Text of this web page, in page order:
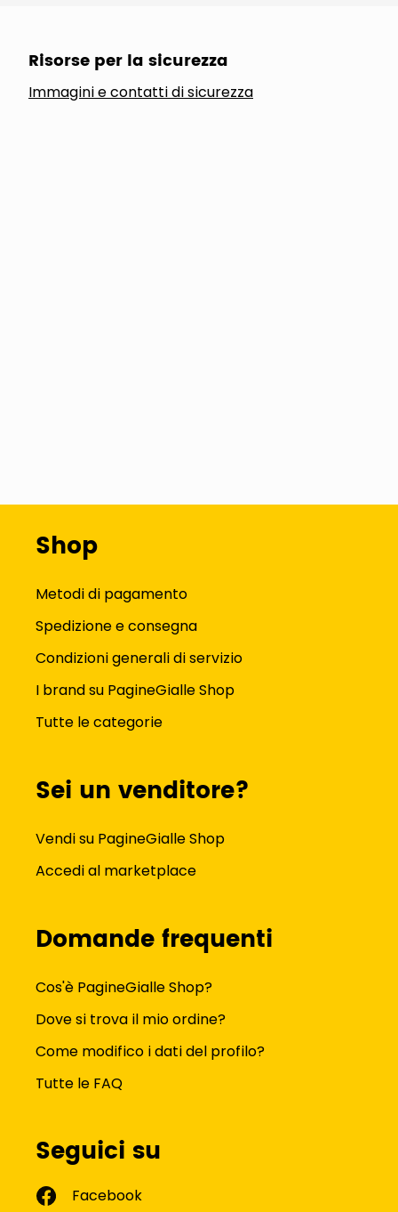
Risorse per la sicurezza
Immagini e contatti di sicurezza
Shop
Metodi di pagamento
Spedizione e consegna
Condizioni generali di servizio
I brand su PagineGialle Shop
Tutte le categorie
Sei un venditore?
Vendi su PagineGialle Shop
Accedi al marketplace
Domande frequenti
Cos'è PagineGialle Shop?
Dove si trova il mio ordine?
Come modifico i dati del profilo?
Tutte le FAQ
Seguici su